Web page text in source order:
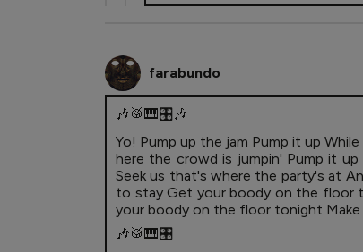
farabundo
🎶🥁🎹🎛️🎶
Yo! Pump up the jam Pump it up
here the crowd is jumpin' Pump it
Seek us that's where the party's at
to stay Get your boody on the floor
your boody on the floor tonight Make
🎶🥁🎹🎛️